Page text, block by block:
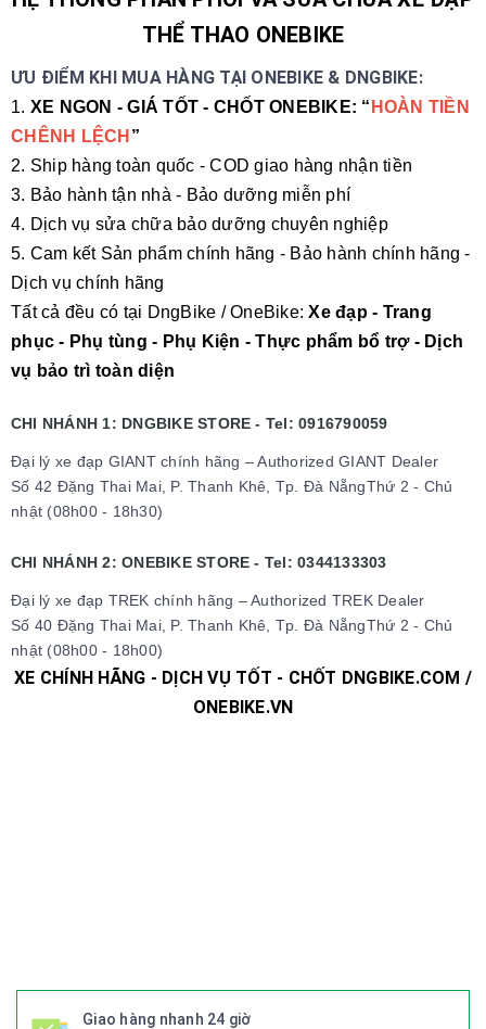
THỂ THAO ONEBIKE
ƯU ĐIỂM KHI MUA HÀNG TẠI ONEBIKE & DNGBIKE:
1. XE NGON - GIÁ TỐT - CHỐT ONEBIKE: “ HOÀN TIỀN
CHÊNH LỆCH ”
2. Ship hàng toàn quốc - COD giao hàng nhận tiền
3. Bảo hành tận nhà - Bảo dưỡng miễn phí
4. Dịch vụ sửa chữa bảo dưỡng chuyên nghiệp
5. Cam kết Sản phẩm chính hãng - Bảo hành chính hãng -
Dịch vụ chính hãng
Tất cả đều có tại DngBike / OneBike: Xe đạp - Trang
phục - Phụ tùng - Phụ Kiện - Thực phẩm bổ trợ - Dịch
vụ bảo trì toàn diện
CHI NHÁNH 1: DNGBIKE STORE - Tel: 0916790059
Đại lý xe đạp GIANT chính hãng – Authorized GIANT Dealer
Số 42 Đặng Thai Mai, P. Thanh Khê, Tp. Đà NẵngThứ 2 - Chủ
nhật (08h00 - 18h30)
CHI NHÁNH 2: ONEBIKE STORE - Tel: 0344133303
Đại lý xe đạp TREK chính hãng – Authorized TREK Dealer
Số 40 Đặng Thai Mai, P. Thanh Khê, Tp. Đà NẵngThứ 2 - Chủ
nhật (08h00 - 18h00)
XE CHÍNH HÃNG - DỊCH VỤ TỐT - CHỐT DNGBIKE.COM /
ONEBIKE.VN
Giao hàng nhanh 24 giờ